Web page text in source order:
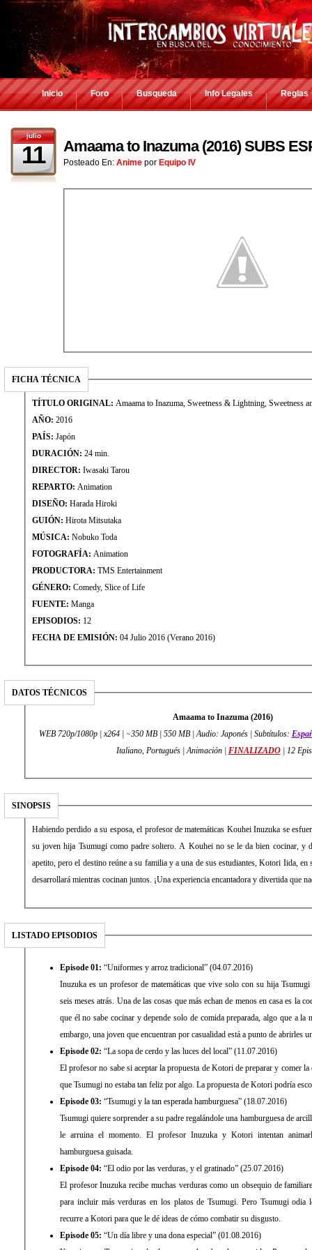
Inicio Foro Busqueda Info Legales Reglas
julio
11 Amaama to Inazuma (2016) SUBS
Posteado En: Anime por Equipo IV
FICHA TÉCNICA
TÍTULO ORIGINAL: Amaama to Inazuma, Sweetness & Lightning, Sweetness
AÑO: 2016
PAÍS: Japón
DURACIÓN: 24 min.
DIRECTOR: Iwasaki Tarou
REPARTO: Animation
DISEÑO: Harada Hiroki
GUIÓN: Hirota Mitsutaka
MÚSICA: Nobuko Toda
FOTOGRAFÍA: Animation
PRODUCTORA: TMS Entertainment
GÉNERO: Comedy, Slice of Life
FUENTE: Manga
EPISODIOS: 12
FECHA DE EMISIÓN: 04 Julio 2016 (Verano 2016)
DATOS TÉCNICOS
Amaama to Inazuma (2016)
WEB 720p/1080p | x264 | ~350 MB | 550 MB | Audio: Japonés | Subtítulos:
Italiano, Portugués | Animación | FINALIZADO| 12
SINOPSIS
Habiendo perdido a su esposa, el profesor de matemáticas Kouhei Inuzuka se
su joven hija Tsumugi como padre soltero. A Kouhei no se le da bien cocinar, y
apetito, pero el destino reúne a su familia y a una de sus estudiantes, Kotori Iida, en
desarrollará mientras cocinan juntos. ¡Una experiencia encantadora y divertida que
LISTADO EPISODIOS
Episode 01: “Uniformes y arroz tradicional” (04.07.2016)
Inuzuka es un profesor de matemáticas que vive solo con su hija Tsumugi
seis meses atrás. Una de las cosas que más echan de menos en casa es la
que él no sabe cocinar y depende solo de comida preparada, algo que a la
embargo, una joven que encuentran por casualidad está a punto de abrirles
Episode 02: “La sopa de cerdo y las luces del local” (11.07.2016)
El profesor no sabe si aceptar la propuesta de Kotori de preparar y comer la
que Tsumugi no estaba tan feliz por algo. La propuesta de Kotori podría
Episode 03: “Tsumugi y la tan esperada hamburguesa” (18.07.2016)
Tsumugi quiere sorprender a su padre regalándole una hamburguesa de
le arruina el momento. El profesor Inuzuka y Kotori intentan
hamburguesa guisada.
Episode 04: “El odio por las verduras, y el gratinado” (25.07.2016)
El profesor Inuzuka recibe muchas verduras como un obsequio de
para incluir más verduras en los platos de Tsumugi. Pero Tsumugi odia
recurre a Kotori para que le dé ideas de cómo combatir su disgusto.
Episode 05: “Un día libre y una dona especial” (01.08.2016)